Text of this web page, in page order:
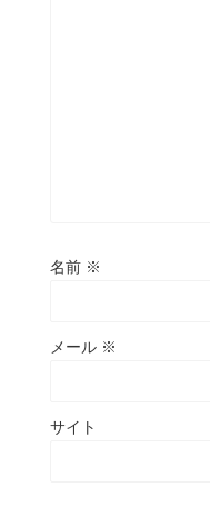
名前 ※
メール ※
サイト